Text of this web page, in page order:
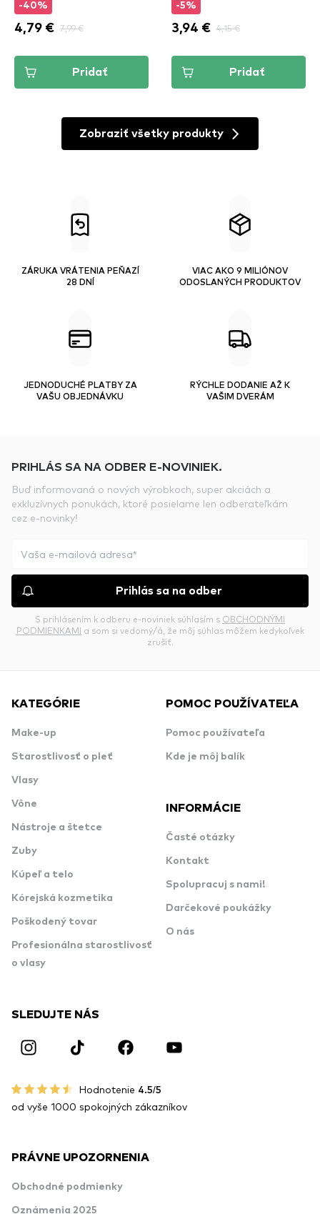
-40%
4,79 € 7,99 €
Pridať
-5%
3,94 € 4,15 €
Pridať
Zobraziť všetky produkty
ZÁRUKA VRÁTENIA PEŇAZÍ
28 DNÍ
VIAC AKO 9 MILIÓNOV
ODOSLANÝCH PRODUKTOV
JEDNODUCHÉ PLATBY ZA
VAŠU OBJEDNÁVKU
RÝCHLE DODANIE AŽ K
VAŠIM DVERÁM
PRIHLÁS SA NA ODBER E-NOVINIEK.
Buď informovaná o nových výrobkoch, super akciách a
exkluzívnych ponukách, ktoré posielame len odberateľkám
cez e-novinky!
Prihlás sa na odber
S prihlásením k odberu e-noviniek súhlasím s OBCHODNÝMI
PODMIENKAMI a som si vedomý/á, že môj súhlas môžem kedykoľvek
zrušiť.
KATEGÓRIE
Make-up
Starostlivosť o pleť
Vlasy
Vône
Nástroje a štetce
Zuby
Kúpeľ a telo
Kórejská kozmetika
Poškodený tovar
Profesionálna starostlivosť
o vlasy
POMOC POUŽÍVATEĽA
Pomoc používateľa
Kde je môj balík
INFORMÁCIE
Časté otázky
Kontakt
Spolupracuj s nami!
Darčekové poukážky
O nás
SLEDUJTE NÁS
Hodnotenie 4.5/5
od vyše 1000 spokojných zákazníkov
PRÁVNE UPOZORNENIA
Obchodné podmienky
Oznámenia 2025